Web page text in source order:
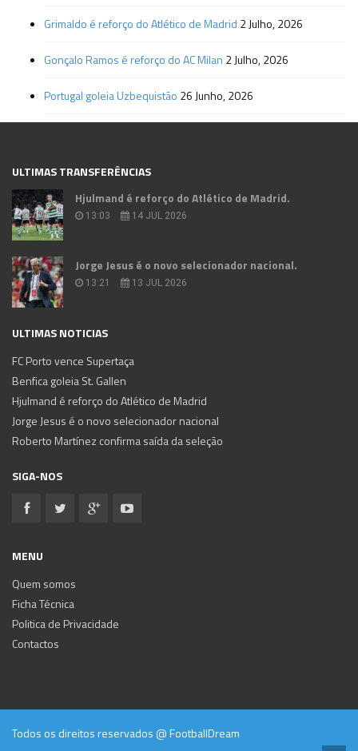
Grimaldo é reforço do Atlético de Madrid 2 Julho, 2026
Gonçalo Ramos é reforço do AC Milan 2 Julho, 2026
Portugal goleia Uzbequistão 26 Junho, 2026
ULTIMAS TRANSFERÊNCIAS
Hjulmand é reforço do Atlético de Madrid.
13:03 14 JUL 2026
Jorge Jesus é o novo selecionador nacional.
13:21 13 JUL 2026
ULTIMAS NOTICIAS
FC Porto vence Supertaça
Benfica goleia St. Gallen
Hjulmand é reforço do Atlético de Madrid
Jorge Jesus é o novo selecionador nacional
Roberto Martínez confirma saída da seleção
SIGA-NOS
MENU
Quem somos
Ficha Técnica
Politica de Privacidade
Contactos
Todos os direitos reservados @ FootballDream